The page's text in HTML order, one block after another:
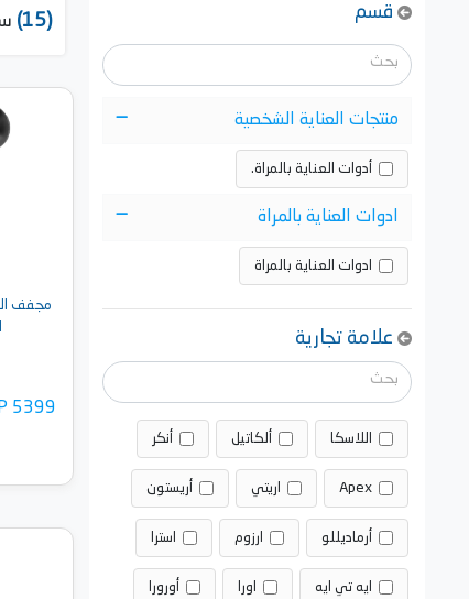
قسم
منتجات العناية الشخصية
أدوات العناية بالمراة.
ادوات العناية بالمراة
ادوات العناية بالمراة
علامة تجارية
اللاسكا ألكاتيل أنكر
Apex اريتي أريستون
أرماديللو ارزوم استرا
ايه تي ايه اورا أورورا
(15)
5399